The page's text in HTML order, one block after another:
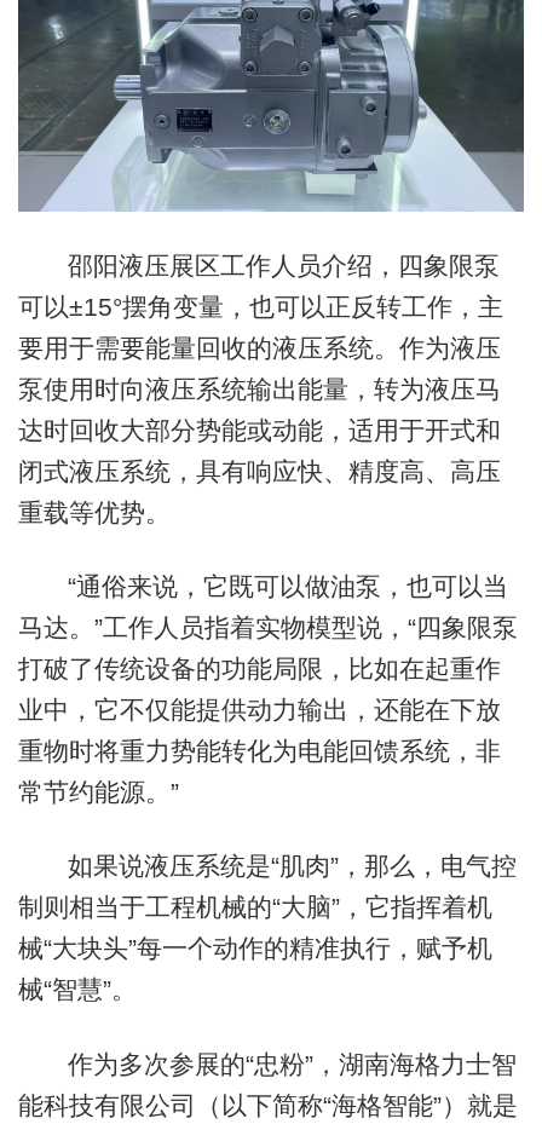
邵阳液压展区工作人员介绍，四象限泵
可以±15°摆角变量，也可以正反转工作，主
要用于需要能量回收的液压系统。作为液压
泵使用时向液压系统输出能量，转为液压马
达时回收大部分势能或动能，适用于开式和
闭式液压系统，具有响应快、精度高、高压
重载等优势。
“通俗来说，它既可以做油泵，也可以当
马达。”工作人员指着实物模型说，“四象限泵
打破了传统设备的功能局限，比如在起重作
业中，它不仅能提供动力输出，还能在下放
重物时将重力势能转化为电能回馈系统，非
常节约能源。”
如果说液压系统是“肌肉”，那么，电气控
制则相当于工程机械的“大脑”，它指挥着机
械“大块头”每一个动作的精准执行，赋予机
械“智慧”。
作为多次参展的“忠粉”，湖南海格力士智
能科技有限公司（以下简称“海格智能”）就是